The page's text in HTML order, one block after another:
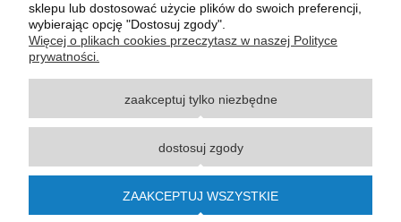
Wszystkie materiały graficzne i zdjęciowe zamieszczone na stronie internetowej polmasz.pl
są prawnie chronione i stanowią własność intelektualną polmasz.pl. Jakiekolwiek
z zastrzeżeniem korzystania o charakterze niekomercyjnym dla użytku osobistego, ze
wskazaniem źródła. Nazwy Carraro, Case, Cat, Caterpillar, Dana Spicer, Doosan, Komatsu,
znakami towarowymi odpowiednich producentów oryginalnego sprzętu. Wszystkie nazwy,
opisy, numery i symbole zostały użyte wyłącznie w celach informacyjnych lub
wymienionych marek i producentów.
sklepu lub dostosować użycie plików do swoich preferencji,
wybierając opcję "Dostosuj zgody".
Więcej o plikach cookies przeczytasz w naszej Polityce
prywatności.
zaakceptuj tylko niezbędne
dostosuj zgody
ZAAKCEPTUJ WSZYSTKIE